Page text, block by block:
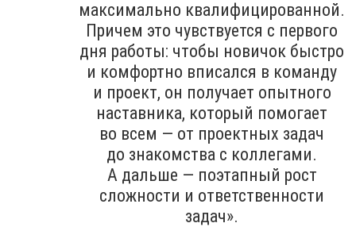
максимально квалифицированной.
Причем это чувствуется с первого
дня работы: чтобы новичок быстро
и комфортно вписался в команду
и проект, он получает опытного
наставника, который помогает
во всем — от проектных задач
до знакомства с коллегами.
А дальше — поэтапный рост
сложности и ответственности
задач».